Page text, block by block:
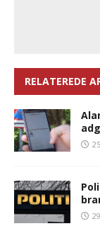
RELATEREDE